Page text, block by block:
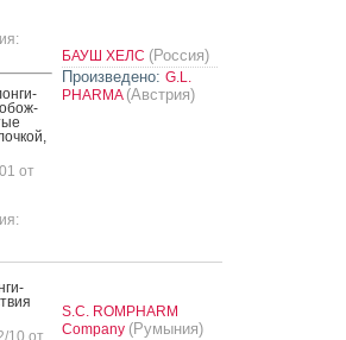
от
БАУШ ХЕЛС (Россия)
Произведено: G.L.
PHARMA (Австрия)
10 от
S.C. ROMPHARM
Company (Румыния)